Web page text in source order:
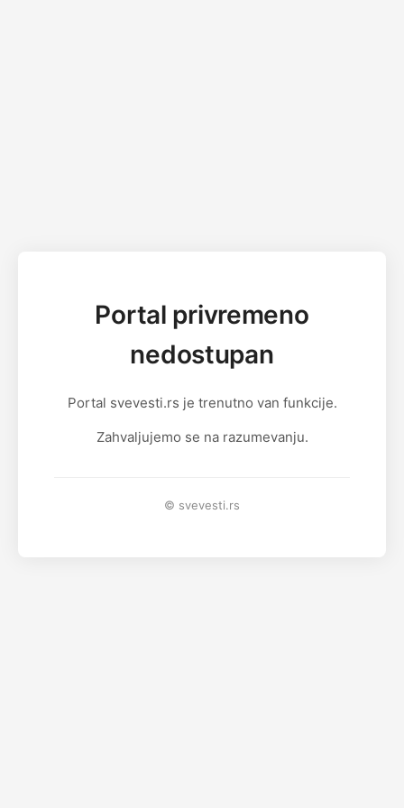
Portal privremeno
nedostupan
Portal svevesti.rs je trenutno van funkcije.
Zahvaljujemo se na razumevanju.
© svevesti.rs